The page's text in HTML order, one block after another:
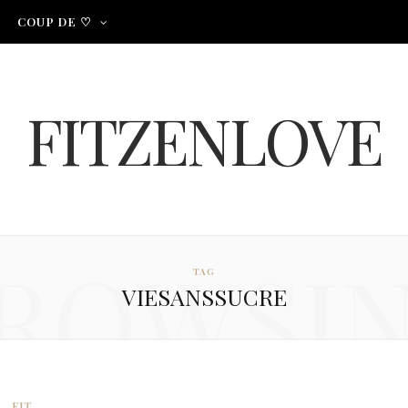
COUP DE ♡
FITZENLOVE
TAG
VIESANSSUCRE